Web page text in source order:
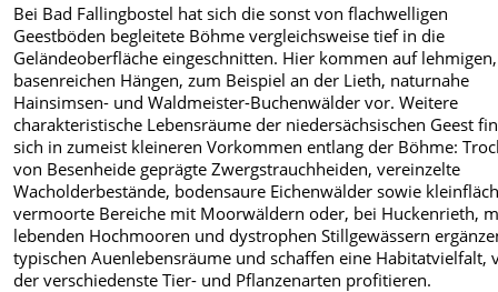
Bei Bad Fallingbostel hat sich die sonst von flachwelligen
Geestböden begleitete Böhme vergleichsweise tief in die
Geländeoberfläche eingeschnitten. Hier kommen auf
basenreichen Hängen, zum Beispiel an der Lieth, naturnahe
Hainsimsen- und Waldmeister-Buchenwälder vor. Weitere
charakteristische Lebensräume der niedersächsischen Geest
sich in zumeist kleineren Vorkommen entlang der Böhme:
von Besenheide geprägte Zwergstrauchheiden, vereinzelte
Wacholderbestände, bodensaure Eichenwälder sowie
vermoorte Bereiche mit Moorwäldern oder, bei Huckenrieth,
lebenden Hochmooren und dystrophen Stillgewässern
typischen Auenlebensräume und schaffen eine Habitatvielfalt,
der verschiedenste Tier- und Pflanzenarten profitieren.